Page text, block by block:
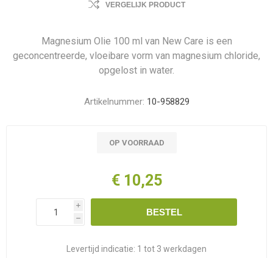
VERGELIJK PRODUCT
Magnesium Olie 100 ml van New Care is een
geconcentreerde, vloeibare vorm van magnesium chloride,
opgelost in water.
Artikelnummer: 10-958829
OP VOORRAAD
€ 10,25
i
h
BESTEL
Levertijd indicatie: 1 tot 3 werkdagen